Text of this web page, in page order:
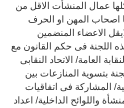
عمال المنشأت الاقل من
اصحاب المهن او الحرف
الاعضاء المنضمين
هذه اللجنة فى حكم القانون مع
العامة/ الاتحاد النقابى
بتسوية المنازعات بين
المشاركة فى اتفاقيات
واللوائح الداخلية/ اعداد